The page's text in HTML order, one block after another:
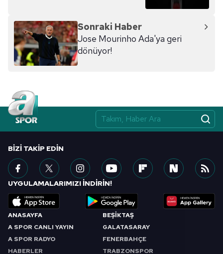
Sonraki Haber
Jose Mourinho Ada'ya geri
dönüyor!
ANASAYFA
A SPOR CANLI YAYIN
A SPOR RADYO
HABERLER
BEŞİKTAŞ
GALATASARAY
FENERBAHÇE
TRABZONSPOR
BIZI TAKIP EDIN
UYGULAMALARIMIZI İNDİRİN!